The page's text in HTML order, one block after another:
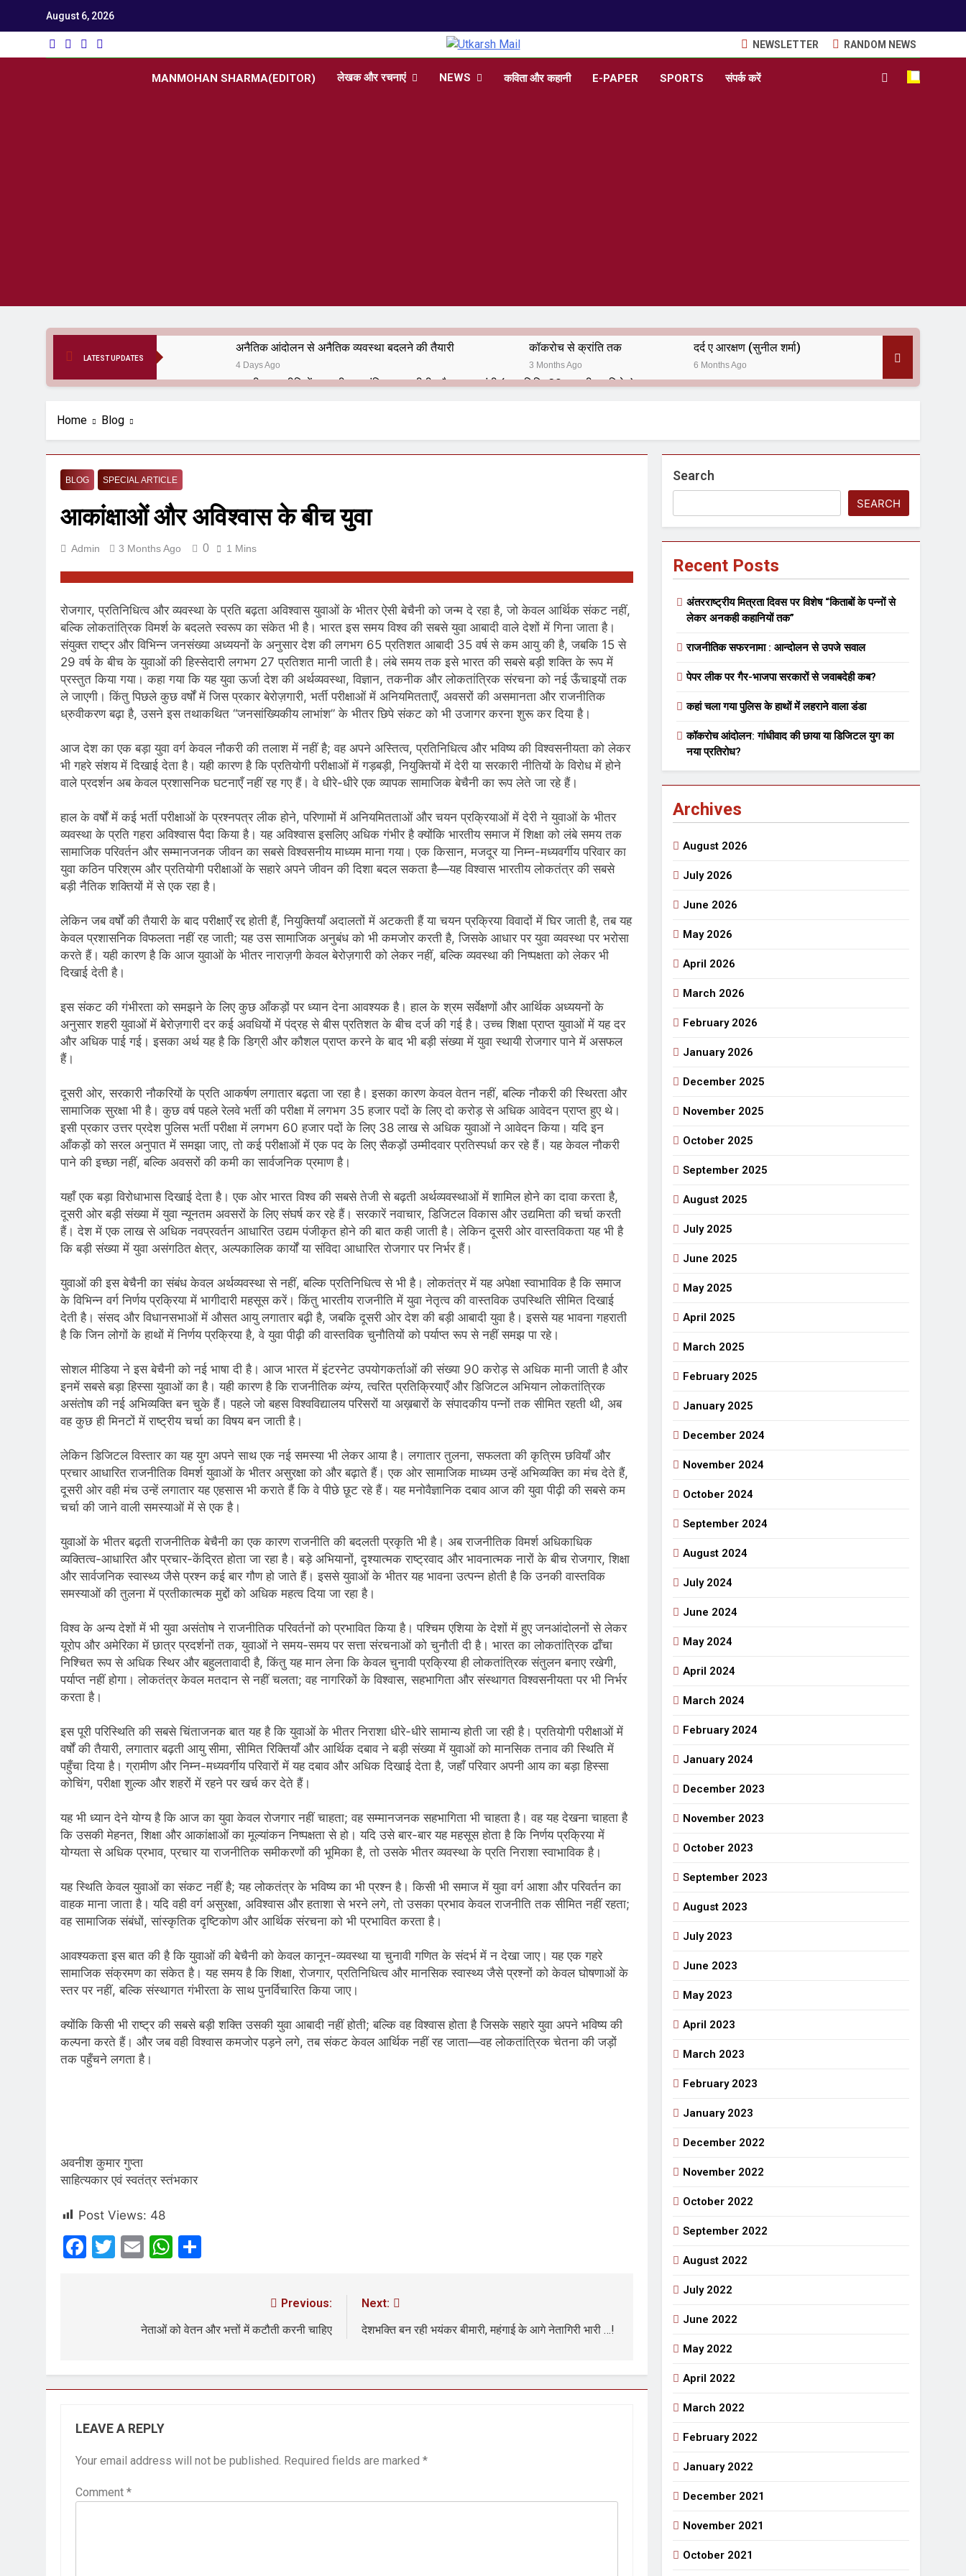
August 6, 2026
Utkarsh Mail
NEWSLETTER RANDOM NEWS
MANMOHAN SHARMA(EDITOR) लेखक और रचनाएं NEWS कविता और कहानी E-PAPER SPORTS संपर्क करें
LATEST UPDATES
अनैतिक आंदोलन से अनैतिक व्यवस्था बदलने की तैयारी
4 Days Ago
कॉकरोच से क्रांति तक
3 Months Ago
दर्द ए आरक्षण (सुनील शर्मा)
6 Months Ago
भारतीय राजनीति में आज भी प्रासांगिक एव अद्वीतीय है महात्मा गांधी (पुण्य तिथि-30 जनवरी पर विशेष)
हरियाणा सरकार के बाबा बंदा सिंह बहादुर की स्मृति में स्मारक निर्माण की दिशा में बढ़ते कदम
1 Year Ago
पाकिस्तान और PoK में 9 आतंकी ठिकानों पर भारत ने की एयर स्ट्राइक (ऑपरेशन सिन्दूर)
1 Year Ago
1 Year Ago
अनुराधा प्रकाशन, नई दिल्ली द्वारा ‘पुस्तक लोकार्पण, काव्य गोष्ठी एवं सम्मान समारोह’ का भव्य आयोजन
2 Years Ago
कितना बदल गया इंसान’ (सम्पादकीय)
2 Years Ago
अबकी बार हुए न पार
2 Years Ago
दिल्ली की फ़िरदौस ख़ान को मिला बेस्ट वालंटियर अवॉर्ड–लाल बिहारी लाल समाज सेवा मे तत्पर दानवीर परिवार
“अंतर्राष्ट्रीय महिला दिवस “ की बहुत बहुत बधाई
2 Years Ago
भारत रत्न जननायक कर्पूरी ठाकुर
3 Years Ago
राम नाम लो प्रेम से – मनमोहन शर्मा ‘शरण’ (सम्पादकीय )
विश्व पुस्तक मेले (10-18 फरवरी) में अनुराधा प्रकाशन के स्टाल पर अपनी पुस्तक को प्रदर्शित/विमोचन हेतु संपर्क करें
3 Years Ago
२१वीं सदी में विश्व में हिंदी भाषा की स्वीकृति
3 Years Ago
मत बहाओ खून
3 Years Ago
नोसेना प्रमुख एडमिरल आर हरि कुमार ने किया अनुराधा प्रकाशन की पुस्तकों एवं ‘उत्कर्ष मेल’ का लोकार्पण
3 Years Ago 3 Years Ago
डॉ. अम्बेडकर भारत के भव्यभाल पर एक सुरम्य तिलकहैं श्री हनुमानजी का जन्म महोत्सव का भव्य आयोजन
4 Days Ago
राजनीतिक सफरनामा : आन्दोलन से उपजे सवाल
पेपर लीक पर गैर-भाजपा सरकारों से जवाबदेही कब?
4 Days Ago
कहां चला गया पुलिस के हाथों में लहराने वाला डंडा
4 Days Ago
Home Blog
BLOG SPECIAL ARTICLE
आकांक्षाओं और अविश्वास के बीच युवा
Admin 3 Months Ago 0 1 Mins
रोजगार, प्रतिनिधित्व और व्यवस्था के प्रति बढ़ता अविश्वास युवाओं के भीतर ऐसी बेचैनी को जन्म दे रहा है, जो केवल आर्थिक संकट नहीं,
बल्कि लोकतांत्रिक विमर्श के बदलते स्वरूप का संकेत भी है। भारत इस समय विश्व की सबसे युवा आबादी वाले देशों में गिना जाता है।
संयुक्त राष्ट्र और विभिन्न जनसंख्या अध्ययनों के अनुसार देश की लगभग 65 प्रतिशत आबादी 35 वर्ष से कम आयु की है, जबकि 15 से
29 वर्ष के बीच के युवाओं की हिस्सेदारी लगभग 27 प्रतिशत मानी जाती है। लंबे समय तक इसे भारत की सबसे बड़ी शक्ति के रूप में
प्रस्तुत किया गया। कहा गया कि यह युवा ऊर्जा देश की अर्थव्यवस्था, विज्ञान, तकनीक और लोकतांत्रिक संरचना को नई ऊँचाइयों तक
ले जाएगी। किंतु पिछले कुछ वर्षों में जिस प्रकार बेरोज़गारी, भर्ती परीक्षाओं में अनियमितताएँ, अवसरों की असमानता और राजनीतिक
ध्रुवीकरण बढ़ा है, उसने इस तथाकथित “जनसांख्यिकीय लाभांश” के भीतर छिपे संकट को भी उजागर करना शुरू कर दिया है।
आज देश का एक बड़ा युवा वर्ग केवल नौकरी की तलाश में नहीं है; वह अपने अस्तित्व, प्रतिनिधित्व और भविष्य की विश्वसनीयता को लेकर
भी गहरे संशय में दिखाई देता है। यही कारण है कि प्रतियोगी परीक्षाओं में गड़बड़ी, नियुक्तियों में देरी या सरकारी नीतियों के विरोध में होने
वाले प्रदर्शन अब केवल प्रशासनिक घटनाएँ नहीं रह गए हैं। वे धीरे-धीरे एक व्यापक सामाजिक बेचैनी का रूप लेते जा रहे हैं।
हाल के वर्षों में कई भर्ती परीक्षाओं के प्रश्नपत्र लीक होने, परिणामों में अनियमितताओं और चयन प्रक्रियाओं में देरी ने युवाओं के भीतर
व्यवस्था के प्रति गहरा अविश्वास पैदा किया है। यह अविश्वास इसलिए अधिक गंभीर है क्योंकि भारतीय समाज में शिक्षा को लंबे समय तक
सामाजिक परिवर्तन और सम्मानजनक जीवन का सबसे विश्वसनीय माध्यम माना गया। एक किसान, मजदूर या निम्न-मध्यवर्गीय परिवार का
युवा कठिन परिश्रम और प्रतियोगी परीक्षाओं के सहारे अपने जीवन की दिशा बदल सकता है—यह विश्वास भारतीय लोकतंत्र की सबसे
बड़ी नैतिक शक्तियों में से एक रहा है।
लेकिन जब वर्षों की तैयारी के बाद परीक्षाएँ रद्द होती हैं, नियुक्तियाँ अदालतों में अटकती हैं या चयन प्रक्रिया विवादों में घिर जाती है, तब यह
केवल प्रशासनिक विफलता नहीं रह जाती; यह उस सामाजिक अनुबंध को भी कमजोर करती है, जिसके आधार पर युवा व्यवस्था पर भरोसा
करते हैं। यही कारण है कि आज युवाओं के भीतर नाराज़गी केवल बेरोज़गारी को लेकर नहीं, बल्कि व्यवस्था की निष्पक्षता को लेकर भी
दिखाई देती है।
इस संकट की गंभीरता को समझने के लिए कुछ आँकड़ों पर ध्यान देना आवश्यक है। हाल के श्रम सर्वेक्षणों और आर्थिक अध्ययनों के
अनुसार शहरी युवाओं में बेरोज़गारी दर कई अवधियों में पंद्रह से बीस प्रतिशत के बीच दर्ज की गई है। उच्च शिक्षा प्राप्त युवाओं में यह दर
और अधिक पाई गई। इसका अर्थ यह है कि डिग्री और कौशल प्राप्त करने के बाद भी बड़ी संख्या में युवा स्थायी रोजगार पाने में असफल
हैं।
दूसरी ओर, सरकारी नौकरियों के प्रति आकर्षण लगातार बढ़ता जा रहा है। इसका कारण केवल वेतन नहीं, बल्कि नौकरी की स्थिरता और
सामाजिक सुरक्षा भी है। कुछ वर्ष पहले रेलवे भर्ती की परीक्षा में लगभग 35 हजार पदों के लिए दो करोड़ से अधिक आवेदन प्राप्त हुए थे।
इसी प्रकार उत्तर प्रदेश पुलिस भर्ती परीक्षा में लगभग 60 हजार पदों के लिए 38 लाख से अधिक युवाओं ने आवेदन किया। यदि इन
आँकड़ों को सरल अनुपात में समझा जाए, तो कई परीक्षाओं में एक पद के लिए सैकड़ों उम्मीदवार प्रतिस्पर्धा कर रहे हैं। यह केवल नौकरी
पाने की इच्छा नहीं, बल्कि अवसरों की कमी का सार्वजनिक प्रमाण है।
यहाँ एक बड़ा विरोधाभास दिखाई देता है। एक ओर भारत विश्व की सबसे तेजी से बढ़ती अर्थव्यवस्थाओं में शामिल होने का दावा करता है,
दूसरी ओर बड़ी संख्या में युवा न्यूनतम अवसरों के लिए संघर्ष कर रहे हैं। सरकारें नवाचार, डिजिटल विकास और उद्यमिता की चर्चा करती
हैं। देश में एक लाख से अधिक नवप्रवर्तन आधारित उद्यम पंजीकृत होने की बात कही जाती है। लेकिन दूसरी ओर वास्तविकता यह भी है
कि बड़ी संख्या में युवा असंगठित क्षेत्र, अल्पकालिक कार्यों या संविदा आधारित रोजगार पर निर्भर हैं।
युवाओं की इस बेचैनी का संबंध केवल अर्थव्यवस्था से नहीं, बल्कि प्रतिनिधित्व से भी है। लोकतंत्र में यह अपेक्षा स्वाभाविक है कि समाज
के विभिन्न वर्ग निर्णय प्रक्रिया में भागीदारी महसूस करें। किंतु भारतीय राजनीति में युवा नेतृत्व की वास्तविक उपस्थिति सीमित दिखाई
देती है। संसद और विधानसभाओं में औसत आयु लगातार बढ़ी है, जबकि दूसरी ओर देश की बड़ी आबादी युवा है। इससे यह भावना गहराती
है कि जिन लोगों के हाथों में निर्णय प्रक्रिया है, वे युवा पीढ़ी की वास्तविक चुनौतियों को पर्याप्त रूप से नहीं समझ पा रहे।
सोशल मीडिया ने इस बेचैनी को नई भाषा दी है। आज भारत में इंटरनेट उपयोगकर्ताओं की संख्या 90 करोड़ से अधिक मानी जाती है और
इनमें सबसे बड़ा हिस्सा युवाओं का है। यही कारण है कि राजनीतिक व्यंग्य, त्वरित प्रतिक्रियाएँ और डिजिटल अभियान लोकतांत्रिक
असंतोष की नई अभिव्यक्ति बन चुके हैं। पहले जो बहस विश्वविद्यालय परिसरों या अख़बारों के संपादकीय पन्नों तक सीमित रहती थी, अब
वह कुछ ही मिनटों में राष्ट्रीय चर्चा का विषय बन जाती है।
लेकिन डिजिटल विस्तार का यह युग अपने साथ एक नई समस्या भी लेकर आया है। लगातार तुलना, सफलता की कृत्रिम छवियाँ और
प्रचार आधारित राजनीतिक विमर्श युवाओं के भीतर असुरक्षा को और बढ़ाते हैं। एक ओर सामाजिक माध्यम उन्हें अभिव्यक्ति का मंच देते हैं,
दूसरी ओर वही मंच उन्हें लगातार यह एहसास भी कराते हैं कि वे पीछे छूट रहे हैं। यह मनोवैज्ञानिक दबाव आज की युवा पीढ़ी की सबसे कम
चर्चा की जाने वाली समस्याओं में से एक है।
युवाओं के भीतर बढ़ती राजनीतिक बेचैनी का एक कारण राजनीति की बदलती प्रकृति भी है। अब राजनीतिक विमर्श अधिकाधिक
व्यक्तित्व-आधारित और प्रचार-केंद्रित होता जा रहा है। बड़े अभियानों, दृश्यात्मक राष्ट्रवाद और भावनात्मक नारों के बीच रोजगार, शिक्षा
और सार्वजनिक स्वास्थ्य जैसे प्रश्न कई बार गौण हो जाते हैं। इससे युवाओं के भीतर यह भावना उत्पन्न होती है कि उनकी वास्तविक
समस्याओं की तुलना में प्रतीकात्मक मुद्दों को अधिक महत्व दिया जा रहा है।
विश्व के अन्य देशों में भी युवा असंतोष ने राजनीतिक परिवर्तनों को प्रभावित किया है। पश्चिम एशिया के देशों में हुए जनआंदोलनों से लेकर
यूरोप और अमेरिका में छात्र प्रदर्शनों तक, युवाओं ने समय-समय पर सत्ता संरचनाओं को चुनौती दी है। भारत का लोकतांत्रिक ढाँचा
निश्चित रूप से अधिक स्थिर और बहुलतावादी है, किंतु यह मान लेना कि केवल चुनावी प्रक्रिया ही लोकतांत्रिक संतुलन बनाए रखेगी,
पर्याप्त नहीं होगा। लोकतंत्र केवल मतदान से नहीं चलता; वह नागरिकों के विश्वास, सहभागिता और संस्थागत विश्वसनीयता पर भी निर्भर
करता है।
इस पूरी परिस्थिति की सबसे चिंताजनक बात यह है कि युवाओं के भीतर निराशा धीरे-धीरे सामान्य होती जा रही है। प्रतियोगी परीक्षाओं में
वर्षों की तैयारी, लगातार बढ़ती आयु सीमा, सीमित रिक्तियाँ और आर्थिक दबाव ने बड़ी संख्या में युवाओं को मानसिक तनाव की स्थिति में
पहुँचा दिया है। ग्रामीण और निम्न-मध्यवर्गीय परिवारों में यह दबाव और अधिक दिखाई देता है, जहाँ परिवार अपनी आय का बड़ा हिस्सा
कोचिंग, परीक्षा शुल्क और शहरों में रहने पर खर्च कर देते हैं।
यह भी ध्यान देने योग्य है कि आज का युवा केवल रोजगार नहीं चाहता; वह सम्मानजनक सहभागिता भी चाहता है। वह यह देखना चाहता है
कि उसकी मेहनत, शिक्षा और आकांक्षाओं का मूल्यांकन निष्पक्षता से हो। यदि उसे बार-बार यह महसूस होता है कि निर्णय प्रक्रिया में
योग्यता से अधिक प्रभाव, प्रचार या राजनीतिक समीकरणों की भूमिका है, तो उसके भीतर व्यवस्था के प्रति निराशा स्वाभाविक है।
यह स्थिति केवल युवाओं का संकट नहीं है; यह लोकतंत्र के भविष्य का भी प्रश्न है। किसी भी समाज में युवा वर्ग आशा और परिवर्तन का
वाहक माना जाता है। यदि वही वर्ग असुरक्षा, अविश्वास और हताशा से भरने लगे, तो उसका प्रभाव केवल राजनीति तक सीमित नहीं रहता;
वह सामाजिक संबंधों, सांस्कृतिक दृष्टिकोण और आर्थिक संरचना को भी प्रभावित करता है।
आवश्यकता इस बात की है कि युवाओं की बेचैनी को केवल कानून-व्यवस्था या चुनावी गणित के संदर्भ में न देखा जाए। यह एक गहरे
सामाजिक संक्रमण का संकेत है। यह समय है कि शिक्षा, रोजगार, प्रतिनिधित्व और मानसिक स्वास्थ्य जैसे प्रश्नों को केवल घोषणाओं के
स्तर पर नहीं, बल्कि संस्थागत गंभीरता के साथ पुनर्विचारित किया जाए।
क्योंकि किसी भी राष्ट्र की सबसे बड़ी शक्ति उसकी युवा आबादी नहीं होती; बल्कि वह विश्वास होता है जिसके सहारे युवा अपने भविष्य की
कल्पना करते हैं। और जब वही विश्वास कमजोर पड़ने लगे, तब संकट केवल आर्थिक नहीं रह जाता—वह लोकतांत्रिक चेतना की जड़ों
तक पहुँचने लगता है।
अवनीश कुमार गुप्ता
साहित्यकार एवं स्वतंत्र स्तंभकार
Post Views: 48
Facebook
Twitter
EmailWhatsApp
Previous:
नेताओं को वेतन और भत्तों में कटौती करनी चाहिए
Next:
देशभक्ति बन रही भयंकर बीमारी, महंगाई के आगे नेतागिरी भारी …!
LEAVE A REPLY
Your email address will not be published. Required fields are marked *
Comment *
Search
SEARCH
Recent Posts
अंतरराष्ट्रीय मित्रता दिवस पर विशेष “किताबों के पन्नों से
लेकर अनकही कहानियों तक”
राजनीतिक सफरनामा : आन्दोलन से उपजे सवाल
पेपर लीक पर गैर-भाजपा सरकारों से जवाबदेही कब?
कहां चला गया पुलिस के हाथों में लहराने वाला डंडा
कॉकरोच आंदोलन: गांधीवाद की छाया या डिजिटल युग का
नया प्रतिरोध?
Archives
August 2026
July 2026
June 2026
May 2026
April 2026
March 2026
February 2026
January 2026
December 2025
November 2025
October 2025
September 2025
August 2025
July 2025
June 2025
May 2025
April 2025
March 2025
February 2025
January 2025
December 2024
November 2024
October 2024
September 2024
August 2024
July 2024
June 2024
May 2024
April 2024
March 2024
February 2024
January 2024
December 2023
November 2023
October 2023
September 2023
August 2023
July 2023
June 2023
May 2023
April 2023
March 2023
February 2023
January 2023
December 2022
November 2022
October 2022
September 2022
August 2022
July 2022
June 2022
May 2022
April 2022
March 2022
February 2022
January 2022
December 2021
November 2021
October 2021